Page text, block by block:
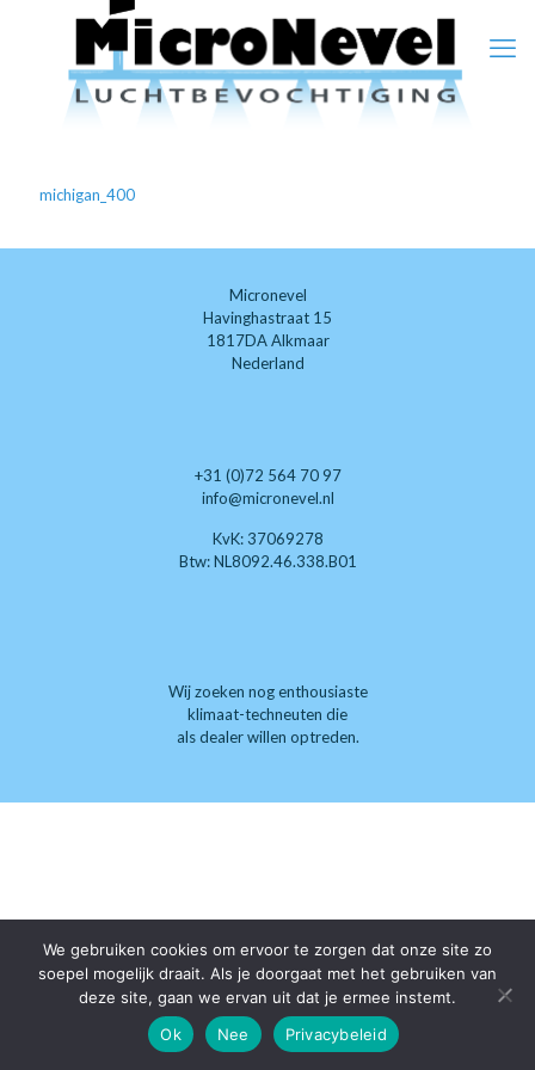
michigan_400
Micronevel
Havinghastraat 15
1817DA Alkmaar
Nederland
+31 (0)72 564 70 97
info@micronevel.nl
KvK: 37069278
Btw: NL8092.46.338.B01
Wij zoeken nog enthousiaste
klimaat-techneuten die
als dealer willen optreden.
We gebruiken cookies om ervoor te zorgen dat onze site zo
soepel mogelijk draait. Als je doorgaat met het gebruiken van
deze site, gaan we ervan uit dat je ermee instemt.
Ok
Nee Privacybeleid